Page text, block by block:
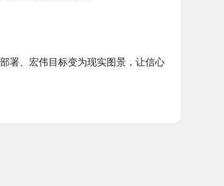
、宏伟目标变为现实图景，让信心